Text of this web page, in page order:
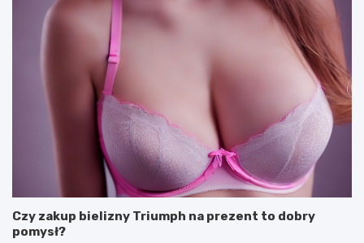
Czy zakup bielizny Triumph na prezent to dobry
pomysł?